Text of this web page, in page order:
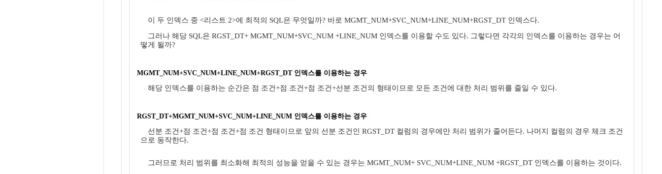
이 두 인덱스 중 <리스트 2>에 최적의 SQL은 무엇일까? 바로 MGMT_NUM+SVC_NUM+LINE_NUM+RGST_DT 인덱스다.
그러나 해당 SQL은 RGST_DT+ MGMT_NUM+SVC_NUM +LINE_NUM 인덱스를 이용할 수도 있다. 그렇다면 각각의 인덱스를 이용하는 경우는 어
떻게 될까?
MGMT_NUM+SVC_NUM+LINE_NUM+RGST_DT 인덱스를 이용하는 경우
해당 인덱스를 이용하는 순간은 점 조건+점 조건+점 조건+선분 조건의 형태이므로 모든 조건에 대한 처리 범위를 줄일 수 있다.
RGST_DT+MGMT_NUM+SVC_NUM+LINE_NUM 인덱스를 이용하는 경우
선분 조건+점 조건+점 조건+점 조건 형태이므로 앞의 선분 조건인 RGST_DT 컬럼의 경우에만 처리 범위가 줄어든다. 나머지 컬럼의 경우 체크 조건
으로 동작한다.
그러므로 처리 범위를 최소화해 최적의 성능을 얻을 수 있는 경우는 MGMT_NUM+ SVC_NUM+LINE_NUM +RGST_DT 인덱스를 이용하는 것이다.